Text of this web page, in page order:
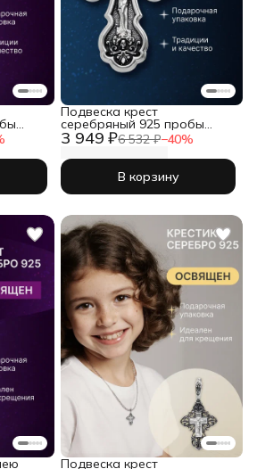
3 949 ₽6 532 ₽−40%
Подвеска крест
серебряный 925 пробы
православный
В корзину
Подвеска крест